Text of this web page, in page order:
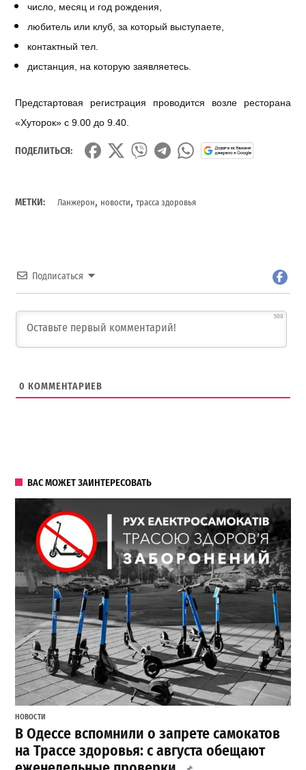
число, месяц и год рождения,
любитель или клуб, за который выступаете,
контактный тел.
дистанция, на которую заявляетесь.
Предстартовая регистрация проводится возле ресторана
«Хуторок» с 9.00 до 9.40.
ПОДЕЛИТЬСЯ:
МЕТКИ: Ланжерон, новости,трасса здоровья
Подписаться
500
0 КОММЕНТАРИЕВ
ВАС МОЖЕТ ЗАИНТЕРЕСОВАТЬ
НОВОСТИ
В Одессе вспомнили о запрете самокатов
на Трассе здоровья: с августа обещают